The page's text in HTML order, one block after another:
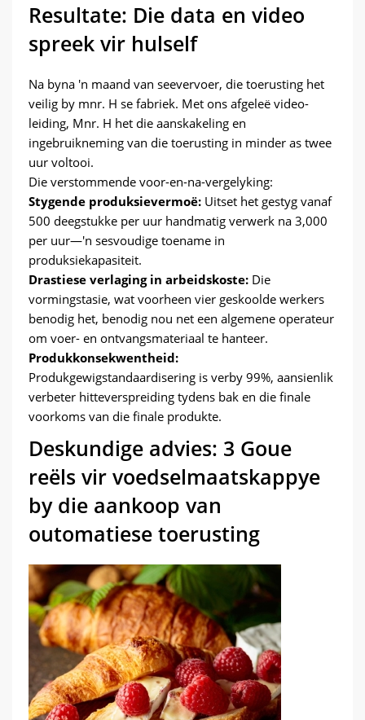
Resultate: Die data en video
spreek vir hulself
Na byna 'n maand van seevervoer, die toerusting het
veilig by mnr. H se fabriek. Met ons afgeleë video-
leiding, Mnr. H het die aanskakeling en
ingebruikneming van die toerusting in minder as twee
uur voltooi.
Die verstommende voor-en-na-vergelyking:
Stygende produksievermoë: Uitset het gestyg vanaf
500 deegstukke per uur handmatig verwerk na 3,000
per uur—'n sesvoudige toename in
produksiekapasiteit.
Drastiese verlaging in arbeidskoste: Die
vormingstasie, wat voorheen vier geskoolde werkers
benodig het, benodig nou net een algemene operateur
om voer- en ontvangsmateriaal te hanteer.
Produkkonsekwentheid:
Produkgewigstandaardisering is verby 99%, aansienlik
verbeter hitteverspreiding tydens bak en die finale
voorkoms van die finale produkte.
Deskundige advies: 3 Goue
reëls vir voedselmaatskappye
by die aankoop van
outomatiese toerusting